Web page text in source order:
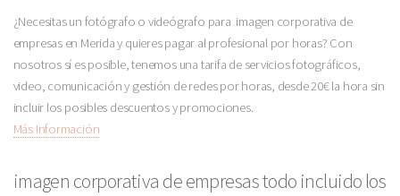
¿Necesitas un fotógrafo o videógrafo para imagen corporativa de
empresas en Merida y quieres pagar al profesional por horas? Con
nosotros sí es posible, tenemos una tarifa de servicios fotográficos,
video, comunicación y gestión de redes por horas, desde 20€ la hora sin
incluir los posibles descuentos y promociones.
Más Información
imagen corporativa de empresas todo incluido los